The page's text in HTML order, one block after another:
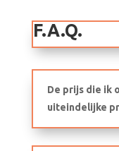
F.A.Q.
De prijs die ik
uiteindelijke